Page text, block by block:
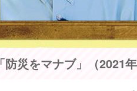
「防災をマナブ」（2021